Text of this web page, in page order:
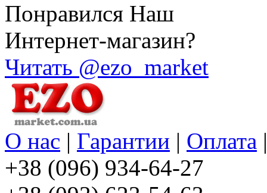
Понравился Наш
Интернет-магазин?
Читать @ezo_market
О нас | Гарантии | Оплата
+38 (096) 934-64-27